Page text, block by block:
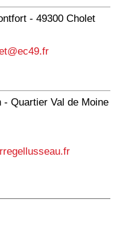
- 49300 Cholet
Quartier Val de Moine